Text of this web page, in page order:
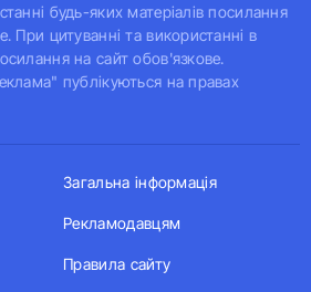
будь-яких матеріалів посилання
При цитуванні та використанні в
на сайт обов'язкове.
публікуються на правах
Загальна інформація
Рекламодавцям
Правила сайту